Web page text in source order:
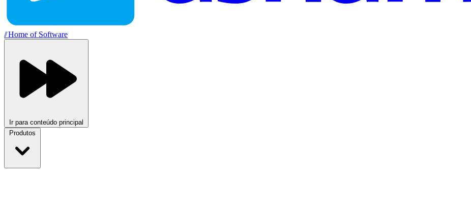
//Home of Software
Ir para conteúdo principal
Produtos